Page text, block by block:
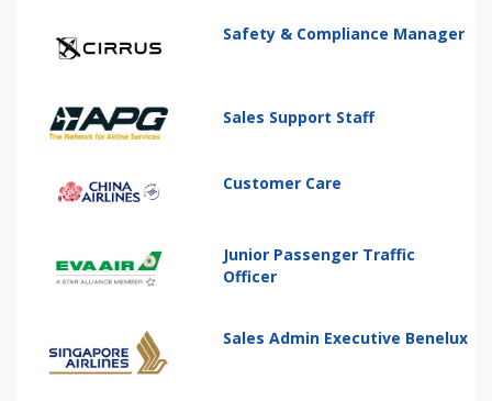
Safety & Compliance Manager
Sales Support Staff
Customer Care
Junior Passenger Traffic
Officer
Sales Admin Executive Benelux